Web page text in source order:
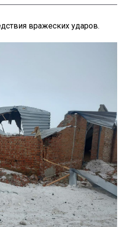
вражеских ударов.